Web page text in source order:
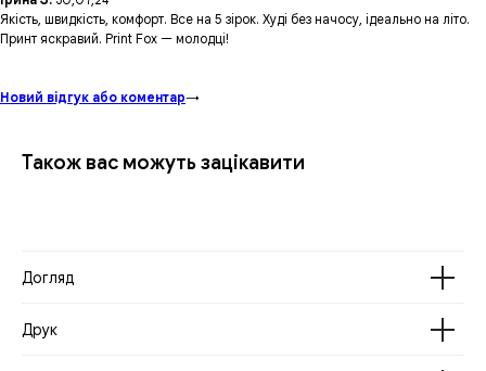
Якість, швидкість, комфорт. Все на 5 зірок. Худі без начосу, ідеально на літо.
Принт яскравий. Print Fox — молодці!
Новий відгук або коментар→
Також вас можуть зацікавити
Догляд
Друк